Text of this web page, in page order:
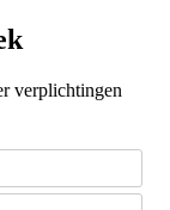
verplichtingen